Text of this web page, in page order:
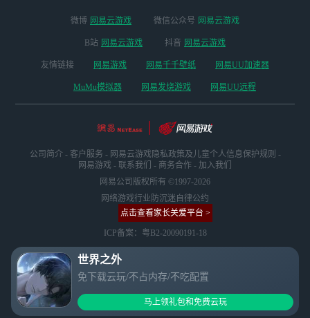
世界之外
免下载云玩/不占内存/不吃配置
马上领礼包和免费云玩
微博 网易云游戏 微信公众号 网易云游戏
B站 网易云游戏 抖音 网易云游戏
友情链接 网易游戏 网易千千壁纸 网易UU加速器
MuMu模拟器 网易发烧游戏 网易UU远程
公司简介 - 客户服务 - 网易云游戏隐私政策及儿童个人信息保护规则 -
网易游戏 - 联系我们 - 商务合作 - 加入我们
网易公司版权所有 ©1997-2026
网络游戏行业防沉迷自律公约
点击查看家长关爱平台 >
ICP备案：粤B2-20090191-18